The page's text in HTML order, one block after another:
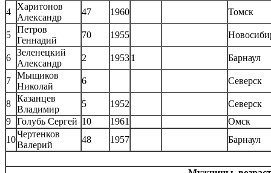
4
Харитонов
Александр
47 1960 Томск
5
Петров
Геннадий
70 1955
6
Зеленецкий
Александр
2 19531 Барнаул
7
Мыщиков
Николай
6 Северск
8
Казанцев
Владимир
5 1952
Северск
9 Голубь Сергей 10 1961
Омск
10
Чертенков
Валерий
48 1957 Барнаул